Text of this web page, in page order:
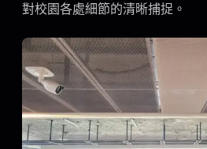
對校園各處細節的清晰捕捉。